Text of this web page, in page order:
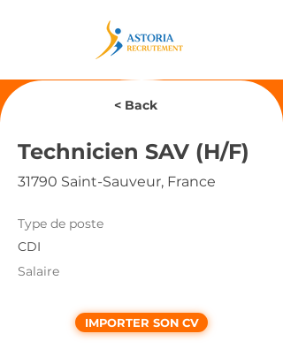
< Back
Technicien SAV (H/F)
31790 Saint-Sauveur, France
Type de poste
CDI
Salaire
IMPORTER SON CV